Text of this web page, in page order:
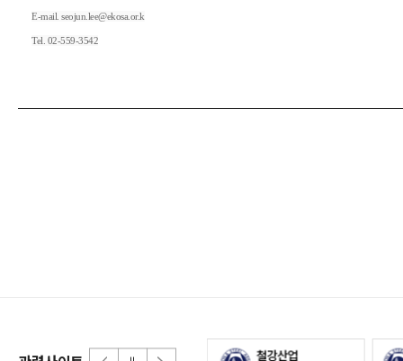
E-mail. seojun.lee@ekosa.or.k
Tel. 02-559-3542